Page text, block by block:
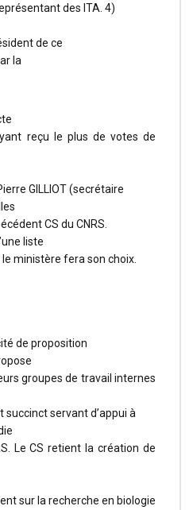
des ITA. 4)
de ce
la
reçu le plus de votes de
GILLIOT (secrétaire
CS du CNRS.
liste
ministère fera son choix.
de proposition
groupes de travail internes
servant d’appui à
Le CS retient la création de
sur la recherche en biologie